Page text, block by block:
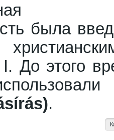
была
До этого
.